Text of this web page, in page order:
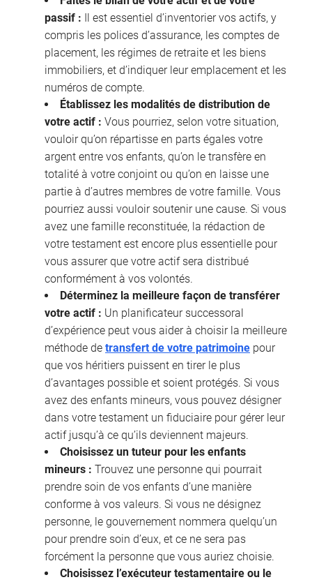
passif : Il est essentiel d’inventorier vos actifs, y
compris les polices d’assurance, les comptes de
placement, les régimes de retraite et les biens
immobiliers, et d’indiquer leur emplacement et les
numéros de compte.
Établissez les modalités de distribution de
votre actif : Vous pourriez, selon votre situation,
vouloir qu’on répartisse en parts égales votre
argent entre vos enfants, qu’on le transfère en
totalité à votre conjoint ou qu’on en laisse une
partie à d’autres membres de votre famille. Vous
pourriez aussi vouloir soutenir une cause. Si vous
avez une famille reconstituée, la rédaction de
votre testament est encore plus essentielle pour
vous assurer que votre actif sera distribué
conformément à vos volontés.
Déterminez la meilleure façon de transférer
votre actif : Un planificateur successoral
d’expérience peut vous aider à choisir la meilleure
méthode de transfert de votre patrimoine pour
que vos héritiers puissent en tirer le plus
d’avantages possible et soient protégés. Si vous
avez des enfants mineurs, vous pouvez désigner
dans votre testament un fiduciaire pour gérer leur
actif jusqu’à ce qu’ils deviennent majeurs.
Choisissez un tuteur pour les enfants
mineurs : Trouvez une personne qui pourrait
prendre soin de vos enfants d’une manière
conforme à vos valeurs. Si vous ne désignez
personne, le gouvernement nommera quelqu’un
pour prendre soin d’eux, et ce ne sera pas
forcément la personne que vous auriez choisie.
Choisissez l’exécuteur testamentaire ou le